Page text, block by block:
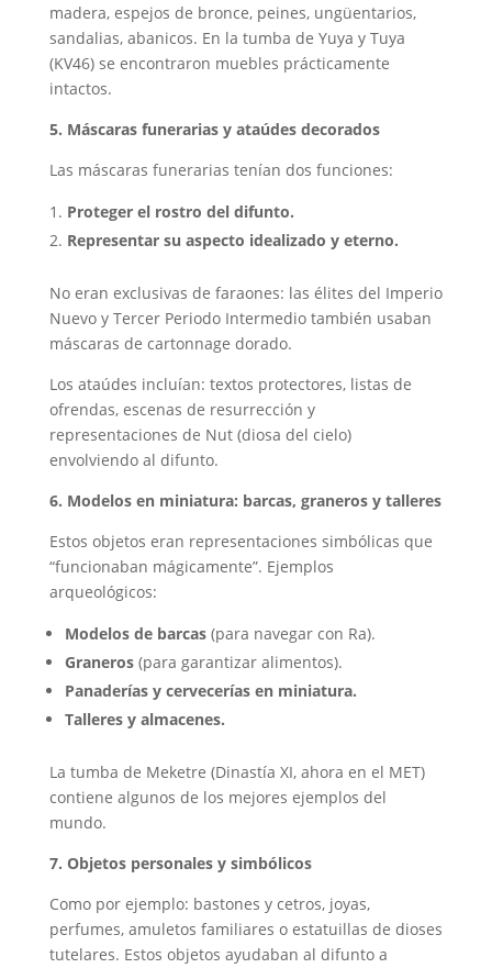
madera, espejos de bronce, peines, ungüentarios,
sandalias, abanicos. En la tumba de Yuya y Tuya
(KV46) se encontraron muebles prácticamente
intactos.
5. Máscaras funerarias y ataúdes decorados
Las máscaras funerarias tenían dos funciones:
Proteger el rostro del difunto.
Representar su aspecto idealizado y eterno.
No eran exclusivas de faraones: las élites del Imperio
Nuevo y Tercer Periodo Intermedio también usaban
máscaras de cartonnage dorado.
Los ataúdes incluían: textos protectores, listas de
ofrendas, escenas de resurrección y
representaciones de Nut (diosa del cielo)
envolviendo al difunto.
6. Modelos en miniatura: barcas, graneros y talleres
Estos objetos eran representaciones simbólicas que
“funcionaban mágicamente”. Ejemplos
arqueológicos:
Modelos de barcas(para navegar con Ra).
Graneros(para garantizar alimentos).
Panaderías y cervecerías en miniatura.
Talleres y almacenes.
La tumba de Meketre (Dinastía XI, ahora en el MET)
contiene algunos de los mejores ejemplos del
mundo.
7. Objetos personales y simbólicos
Como por ejemplo: bastones y cetros, joyas,
perfumes, amuletos familiares o estatuillas de dioses
tutelares. Estos objetos ayudaban al difunto a